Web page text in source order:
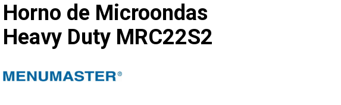
Horno de Microondas
Heavy Duty MRC22S2